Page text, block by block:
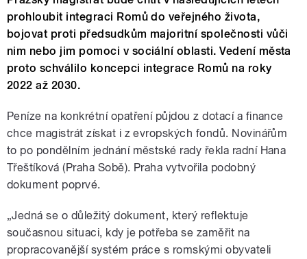
prohloubit integraci Romů do veřejného života,
bojovat proti předsudkům majoritní společnosti vůči
nim nebo jim pomoci v sociální oblasti. Vedení města
proto schválilo koncepci integrace Romů na roky
2022 až 2030.
Peníze na konkrétní opatření půjdou z dotací a finance
chce magistrát získat i z evropských fondů. Novinářům
to po pondělním jednání městské rady řekla radní Hana
Třeštíková (Praha Sobě). Praha vytvořila podobný
dokument poprvé.
„Jedná se o důležitý dokument, který reflektuje
současnou situaci, kdy je potřeba se zaměřit na
propracovanější systém práce s romskými obyvateli